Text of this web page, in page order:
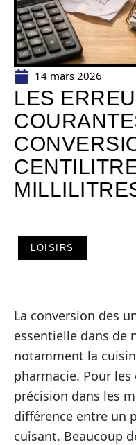
14 mars 2026
LES
LOISIRS
La conversion des
essentielle dans de
notamment la
pharmacie. Pour
précision dans les
différence entre un
cuisant. Beaucoup